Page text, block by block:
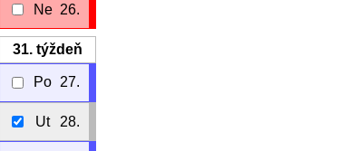
Ne 26.
31.týždeň
Po 27.
Ut 28.